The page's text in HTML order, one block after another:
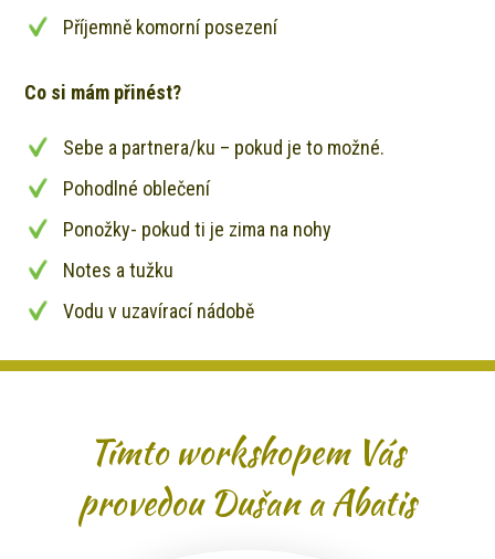
Příjemně komorní posezení
Co si mám přinést?
Sebe a partnera/ku – pokud je to možné.
Pohodlné oblečení
Ponožky- pokud ti je zima na nohy
Notes a tužku
Vodu v uzavírací nádobě
Tímto workshopem Vás
provedou Dušan a Abatis